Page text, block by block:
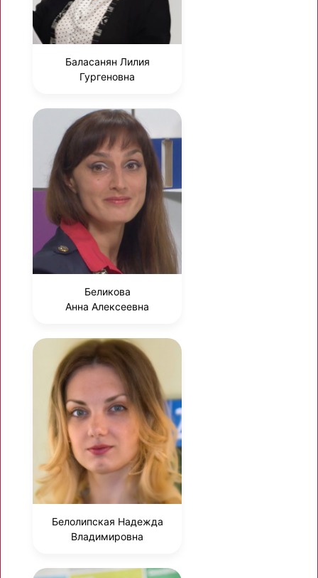
Баласанян Лилия
Гургеновна
Беликова
Анна Алексеевна
Белолипская Надежда
Владимировна